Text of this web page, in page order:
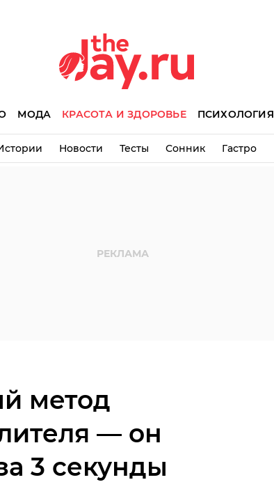
МОДА КРАСОТА И ЗДОРОВЬЕ ПСИХОЛОГИЯ
Новости Тесты Сонник Гастро
метод
— он
3 секунды